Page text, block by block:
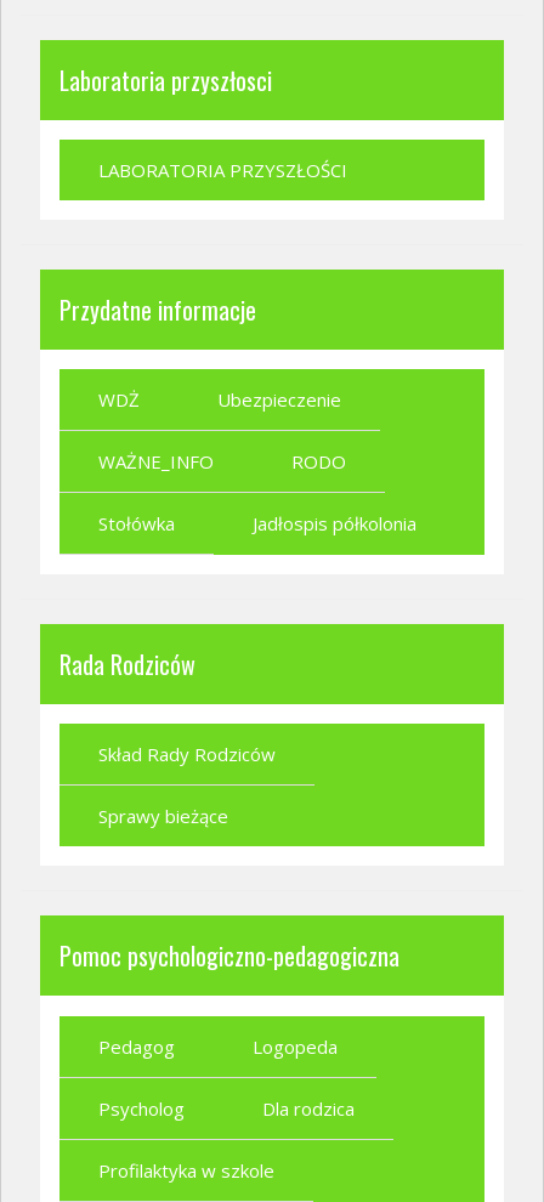
Laboratoria przyszłosci
LABORATORIA PRZYSZŁOŚCI
Przydatne informacje
WDŻ Ubezpieczenie
WAŻNE_INFO RODO
Stołówka Jadłospis półkolonia
Rada Rodziców
Skład Rady Rodziców
Sprawy bieżące
Pomoc psychologiczno-pedagogiczna
Pedagog Logopeda
Psycholog Dla rodzica
Profilaktyka w szkole